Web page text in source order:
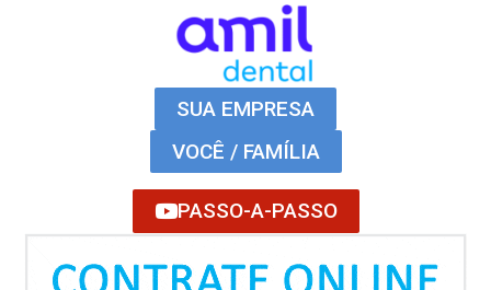
SUA EMPRESA
VOCÊ / FAMÍLIA
PASSO-A-PASSO